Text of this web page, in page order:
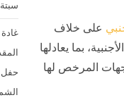
حفل
على خلاف
بما يعادلها
المرخص لها